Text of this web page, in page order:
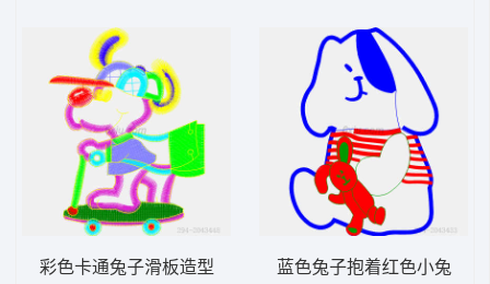
彩色卡通兔子滑板造型 蓝色兔子抱着红色小兔